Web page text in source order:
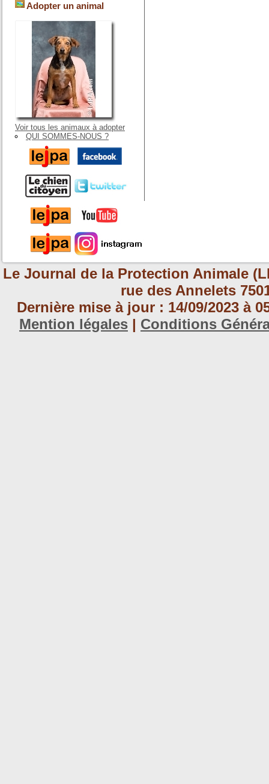
Adopter un animal
Voir tous les animaux à adopter
QUI SOMMES-NOUS ?
Le Journal de la Protection Animale
rue des Annelets
Dernière mise à jour : 14/09/2023 à
Mention légales | Conditions